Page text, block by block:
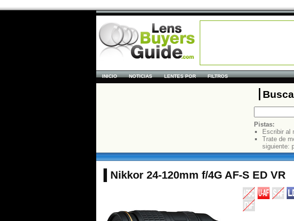
INICIO NOTICIAS LENTES POR FILTROS
Pistas:
Escribir al
Trate de
siguiente:
Nikkor 24-120mm f/4G AF-S ED VR